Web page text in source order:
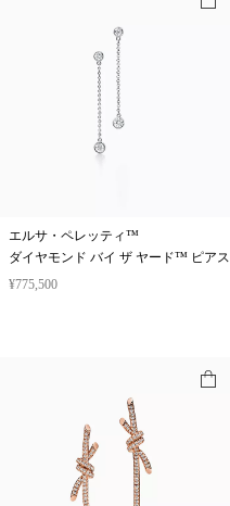
エルサ・ペレッティ™
ダイヤモンド バイ ザ ヤード™ ピアス
¥775,500